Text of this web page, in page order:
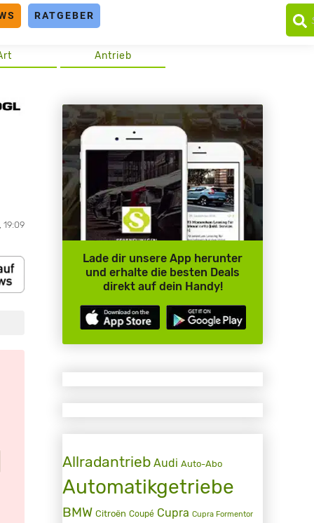
RATGEBER
Antrieb
19:09
Lade dir unsere App herunter
und erhalte die besten Deals
direkt auf dein Handy!
Allradantrieb Audi Auto-Abo
Automatikgetriebe
BMW Citroën Coupé Cupra Cupra Formentor